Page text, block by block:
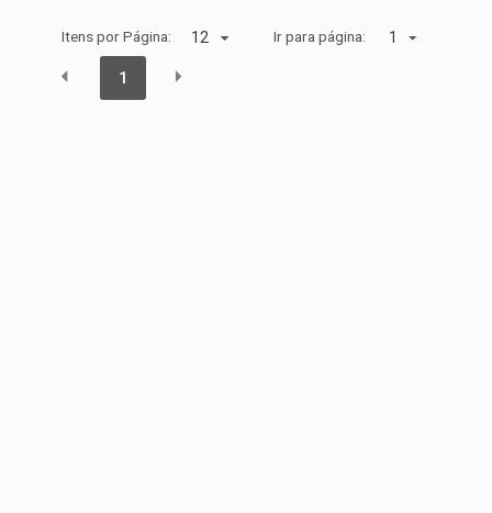
Itens por Página: Ir para página: 1
1